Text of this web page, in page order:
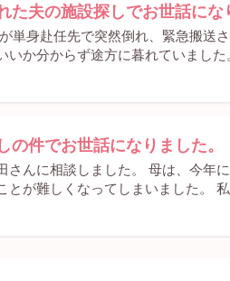
た夫の施設探しでお世話にな
赴任先で突然倒れ、緊急搬送さ
いか分からず途方に暮れていまし
の件でお世話になりました。
さんに相談しました。 母は、今年
とが難しくなってしまいました。